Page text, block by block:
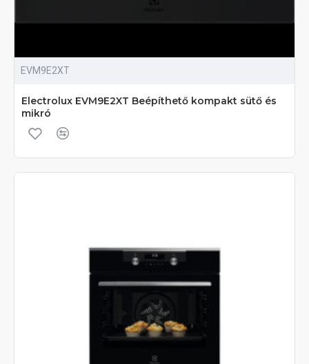
EVM9E2XT
Electrolux EVM9E2XT Beépíthető kompakt sütő és
mikró